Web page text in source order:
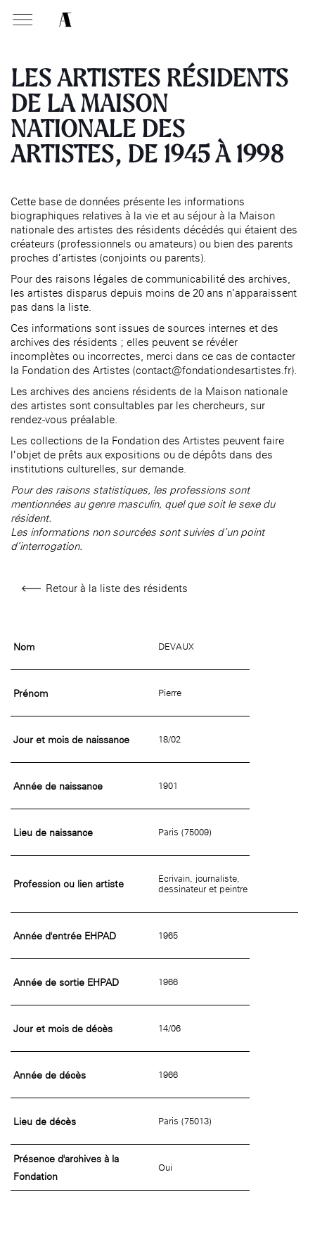
LES ARTISTES RÉSIDENTS
DE LA MAISON
NATIONALE DES
ARTISTES, DE 1945 À 1998
Cette base de données présente les informations
biographiques relatives à la vie et au séjour à la Maison
nationale des artistes des résidents décédés qui étaient des
créateurs (professionnels ou amateurs) ou bien des parents
proches d’artistes (conjoints ou parents).
Pour des raisons légales de communicabilité des archives,
les artistes disparus depuis moins de 20 ans n’apparaissent
pas dans la liste.
Ces informations sont issues de sources internes et des
archives des résidents ; elles peuvent se révéler
incomplètes ou incorrectes, merci dans ce cas de contacter
la Fondation des Artistes (contact@fondationdesartistes.fr).
Les archives des anciens résidents de la Maison nationale
des artistes sont consultables par les chercheurs, sur
rendez-vous préalable.
Les collections de la Fondation des Artistes peuvent faire
l’objet de prêts aux expositions ou de dépôts dans des
institutions culturelles, sur demande.
Pour des raisons statistiques, les professions sont
mentionnées au genre masculin, quel que soit le sexe du
résident.
Les informations non sourcées sont suivies d’un point
d’interrogation.
Retour à la liste des résidents
Nom DEVAUX
Prénom Pierre
Jour et mois de naissance 18/02
Année de naissance 1901
Lieu de naissance Paris (75009)
Profession ou lien artiste
Ecrivain, journaliste,
dessinateur et peintre
Année d'entrée EHPAD 1965
Année de sortie EHPAD 1966
Jour et mois de décès 14/06
Année de décès 1966
Lieu de décès Paris (75013)
Présence d'archives à la
Fondation
Oui
PRÉSENTATION
Présentation de la
Fondation des Artistes
Histoire de la Fondation
des Artistes
Patrimoine
MISSIONS
Soutenir les écoles d’art
Aider à la production
Attribuer des ateliers
Diffuser dans son centre
d’art, laMABA
Promouvoir la scène
française à l’international
Produire, dans la résidence
de Moly-Sabata
Accompagner le grand
des artistes(EHPAD)
VISITEZ
À NOGENT-SUR-MARNE
Publics
Accueil
des artistes, EHPAD
des
Infos
Accueil
Fondation
Bibliothèque
Smith-Lesouëf
Parc
À PARIS
Cabinet de curiosité et
Rotonde Balzac de l’Hôtel
Salomon de Rothschild
Jardin public de l’Hôtel
Salomon de Rothschild